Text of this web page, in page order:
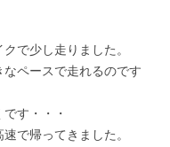
で少し走りました。
ペースで走れるのです
す・・・
で帰ってきました。